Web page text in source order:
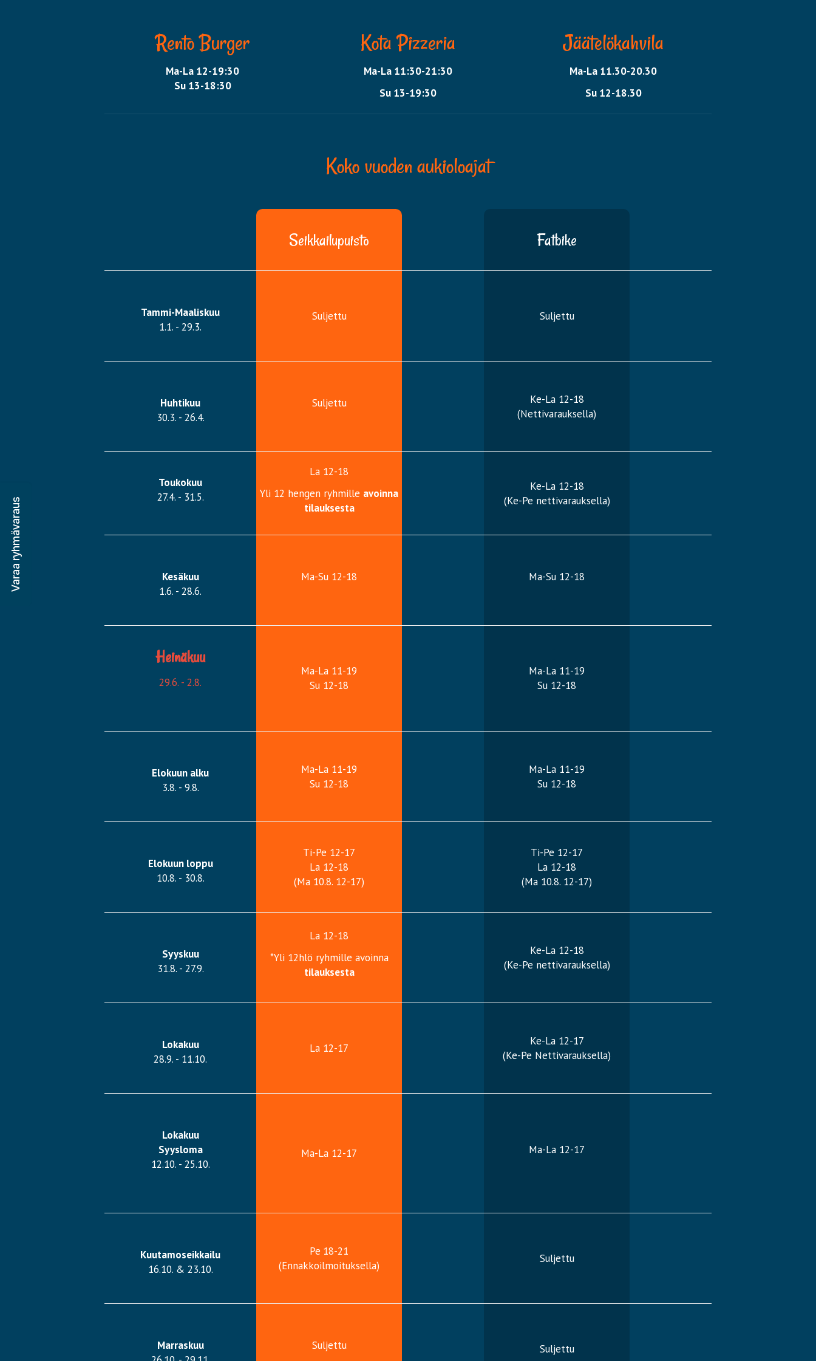
Varaa ryhmävaraus
Rento Burger
Ma-La 12-19:30
Su 13-18:30
Kota Pizzeria
Ma-La 11:30-21:30
Su 13-19:30
Jäätelökahvila
Ma-La 11.30-20.30
​​​​​​​Su 12-18.30
Koko vuoden aukioloajat
Seikkailupuisto Fatbike
Tammi-Maaliskuu
1.1. - 29.3.
Suljettu Suljettu
Huhtikuu
30.3. - 26.4.
Suljettu
Ke-La 12-18
(Nettivarauksella)
Toukokuu
27.4. - 31.5.
La 12-18
Yli 12 hengen ryhmille avoinna
tilauksesta
Ke-La 12-18
(Ke-Pe nettivarauksella)
Kesäkuu
1.6. - 28.6.
Ma-Su 12-18 Ma-Su 12-18
Heinäkuu
29.6. - 2.8.
Ma-La 11-19
Su 12-18
Ma-La 11-19
Su 12-18
Elokuun alku
3.8. - 9.8.
Ma-La 11-19
Su 12-18
Ma-La 11-19
Su 12-18
Elokuun loppu
10.8. - 30.8.
Ti-Pe 12-17
La 12-18
(Ma 10.8. 12-17)
Ti-Pe 12-17
La 12-18
(Ma 10.8. 12-17)
Syyskuu
31.8. - 27.9.
La 12-18
*Yli 12hlö ryhmille avoinna
tilauksesta
Ke-La 12-18
(Ke-Pe nettivarauksella)
Lokakuu
28.9. - 11.10.
La 12-17
Ke-La 12-17
(Ke-Pe Nettivarauksella)
Lokakuu
Syysloma
12.10. - 25.10.
Ma-La 12-17 Ma-La 12-17
Kuutamoseikkailu
16.10. & 23.10.
Pe 18-21
(Ennakkoilmoituksella)
Suljettu
Marraskuu
Suljettu Suljettu